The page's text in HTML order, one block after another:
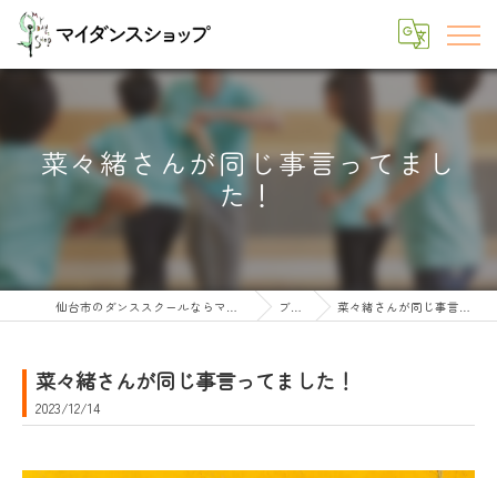
菜々緒さんが同じ事言ってまし
た！
仙台市のダンススクールならマイダンスショップ ブログ 菜々緒さんが同じ事言ってました！
菜々緒さんが同じ事言ってました！
2023/12/14